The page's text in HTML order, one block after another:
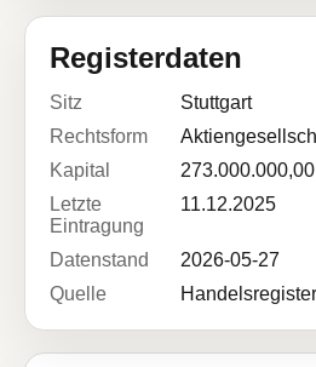
Registerdaten
Sitz
Stuttgart
Rechtsform
Kapital
Letzte
Eintragung
11.12.2025
Datenstand
2026-05-27
Quelle
Handelsregister